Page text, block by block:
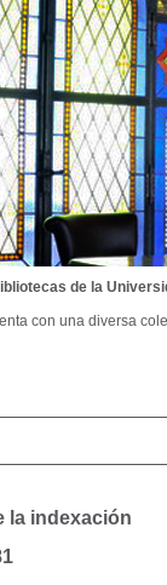
la indexación
de la
con una diversa